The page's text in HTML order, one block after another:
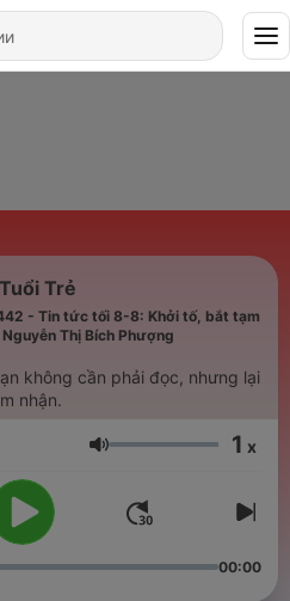
Trẻ
- Tin tức tối 8-8: Khởi tố, bắt tạm
Thị Bích Phượng
không cần phải đọc, nhưng lại
nhận.
Сила на звука
1 x
00:00